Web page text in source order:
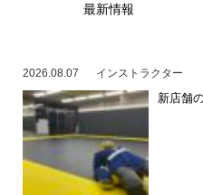
最新情報
2026.08.07 インストラクター
新店舗